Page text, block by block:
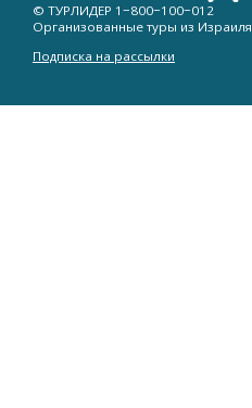
© ТУРЛИДЕР 1−800−100−012
Организованные туры из Израиля
Подписка на рассылки